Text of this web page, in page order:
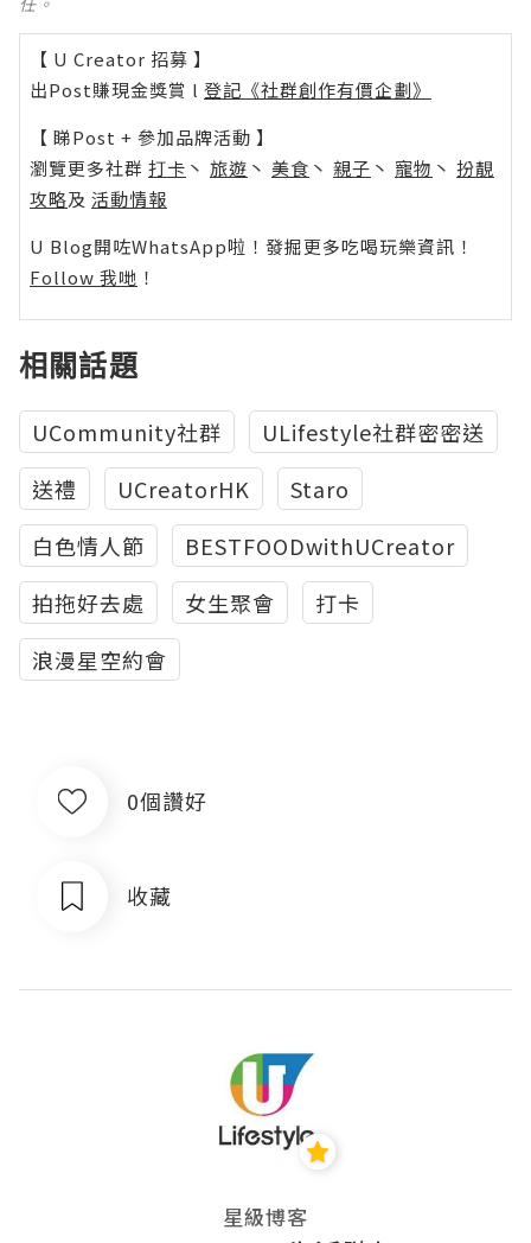
【 U Creator 招募 】
出Post賺現金獎賞 l 登記《社群創作有價企劃》
【 睇Post + 參加品牌活動 】
瀏覽更多社群 打卡 丶 旅遊 丶 美食 丶 親子 丶 寵物 丶 扮靚
攻略及 活動情報
U Blog開咗WhatsApp啦！發掘更多吃喝玩樂資訊！
Follow 我哋 ！
相關話題
UCommunity社群
ULifestyle社群密密送
送禮
UCreatorHK
Staro
白色情人節
BESTFOODwithUCreator
拍拖好去處
女生聚會
打卡
浪漫星空約會
0個讚好
收藏
星級博客